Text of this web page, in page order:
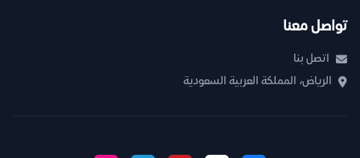
تواصل معنا
اتصل بنا
الرياض، المملكة العربية السعودية